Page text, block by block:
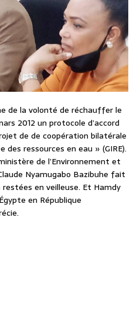
de la volonté de réchauffer le
2012 un protocole d’accord
de de coopération bilatérale
ressources en eau » (GIRE).
de l’Environnement et
Nyamugabo Bazibuhe fait
en veilleuse. Et Hamdy
en République